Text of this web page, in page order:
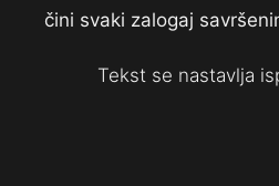
čini svaki zalogaj
Tekst se nastavlja